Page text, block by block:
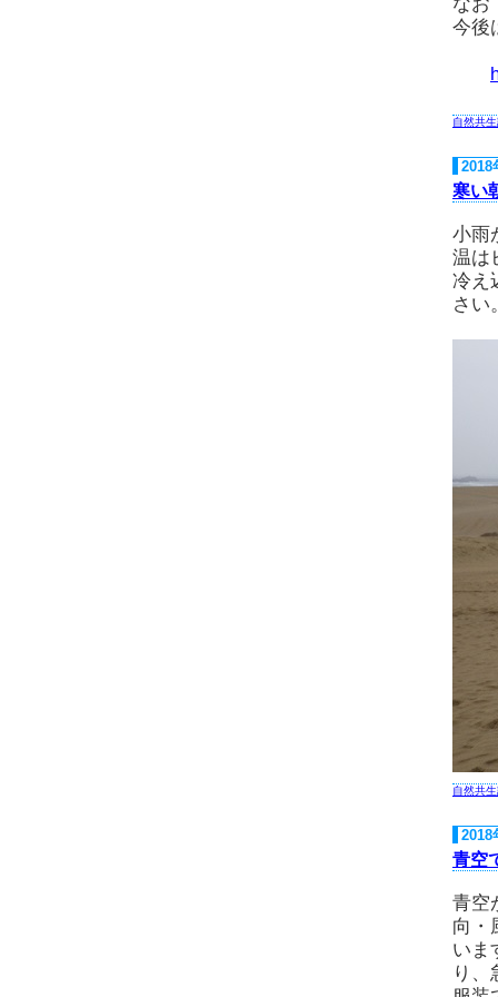
今後
自然共
2018
寒い
小雨
温は
冷え
さい
自然共
2018
青空
青空
向・
いま
り、